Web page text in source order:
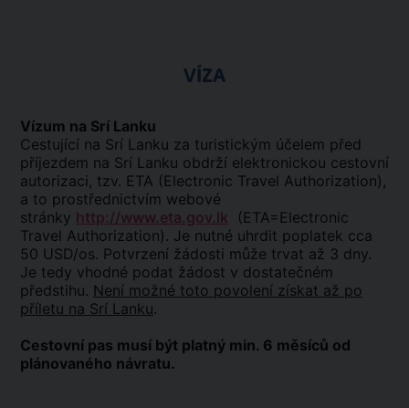
VÍZA
Vízum na Srí Lanku
Cestující na Srí Lanku za turistickým účelem před
příjezdem na Srí Lanku obdrží elektronickou cestovní
autorizaci, tzv. ETA (Electronic Travel Authorization),
a to prostřednictvím webové
stránky http://www.eta.gov.lk (ETA=Electronic
Travel Authorization). Je nutné uhrdit poplatek cca
50 USD/os. Potvrzení žádosti může trvat až 3 dny.
Je tedy vhodné podat žádost v dostatečném
předstihu. Není možné toto povolení získat až po
příletu na Srí Lanku.
Cestovní pas musí být platný min. 6 měsíců od
plánovaného návratu.